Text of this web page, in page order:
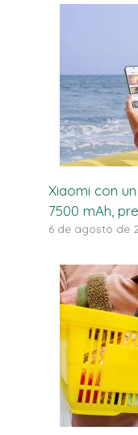
Xiaomi con
7500 mAh,
6 de agosto de